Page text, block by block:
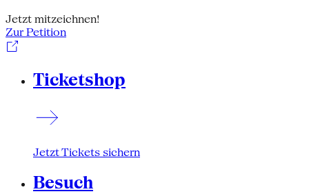
Jetzt mitzeichnen!
Zur Petition
Ticketshop
Jetzt Tickets sichern
Besuch